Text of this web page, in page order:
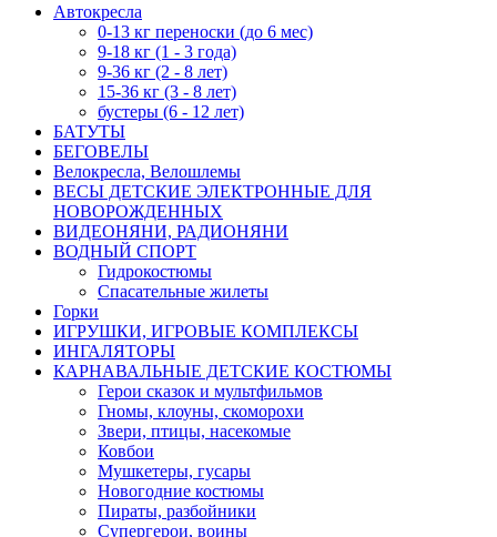
Автокресла
0-13 кг переноски (до 6 мес)
9-18 кг (1 - 3 года)
9-36 кг (2 - 8 лет)
15-36 кг (3 - 8 лет)
бустеры (6 - 12 лет)
БАТУТЫ
БЕГОВЕЛЫ
Велокресла, Велошлемы
ВЕСЫ ДЕТСКИЕ ЭЛЕКТРОННЫЕ ДЛЯ
НОВОРОЖДЕННЫХ
ВИДЕОНЯНИ, РАДИОНЯНИ
ВОДНЫЙ СПОРТ
Гидрокостюмы
Спасательные жилеты
Горки
ИГРУШКИ, ИГРОВЫЕ КОМПЛЕКСЫ
ИНГАЛЯТОРЫ
КАРНАВАЛЬНЫЕ ДЕТСКИЕ КОСТЮМЫ
Герои сказок и мультфильмов
Гномы, клоуны, скоморохи
Звери, птицы, насекомые
Ковбои
Мушкетеры, гусары
Новогодние костюмы
Пираты, разбойники
Супергерои, воины